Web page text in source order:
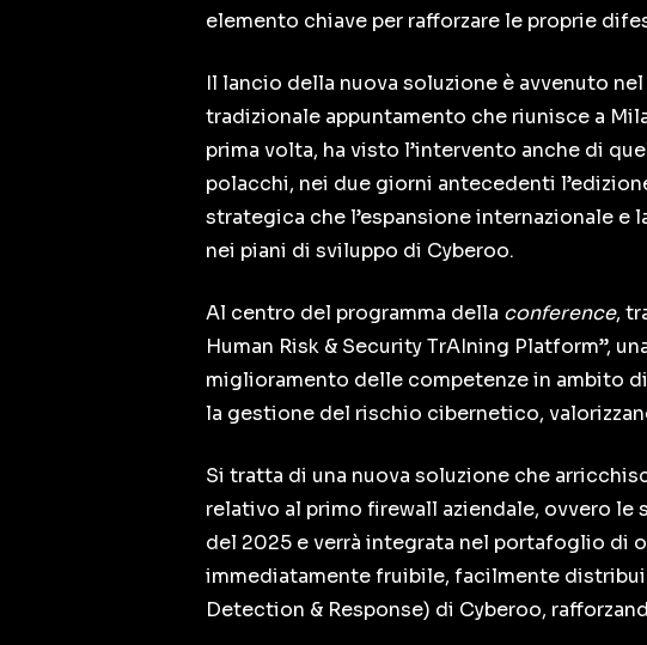
elemento chiave per rafforzare le proprie
Il lancio della nuova soluzione è avvenuto
tradizionale appuntamento che riunisce a
prima volta, ha visto l’intervento anche di
polacchi, nei due giorni antecedenti
strategica che l’espansione internazionale
nei piani di sviluppo di Cyberoo.
Al centro del programma della conference,
Human Risk & Security TrAIning Platform”,
miglioramento delle competenze in ambito
la gestione del rischio cibernetico,
Si tratta di una nuova soluzione che
relativo al primo firewall aziendale, ovvero le
del 2025 e verrà integrata nel portafoglio di
immediatamente fruibile, facilmente
Detection & Response) di Cyberoo,